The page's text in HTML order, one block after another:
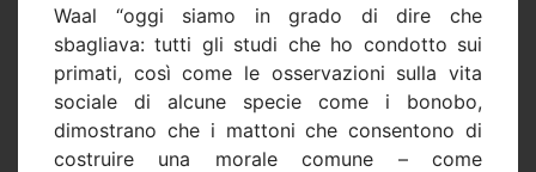
Waal “oggi siamo in grado di dire che
sbagliava: tutti gli studi che ho condotto sui
primati, così come le osservazioni sulla vita
sociale di alcune specie come i bonobo,
dimostrano che i mattoni che consentono di
costruire una morale comune – come